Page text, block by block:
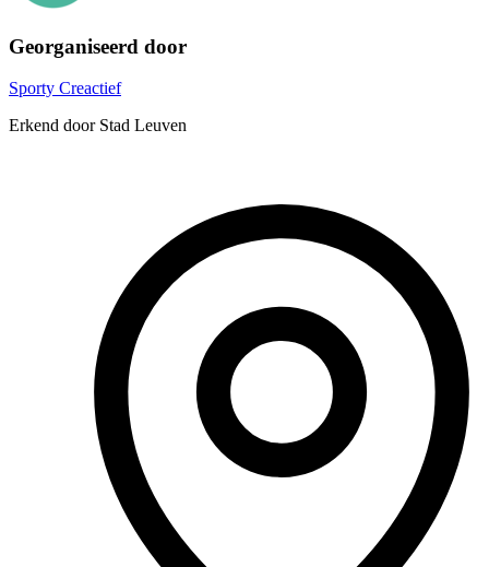
Georganiseerd door
Sporty Creactief
Erkend door Stad Leuven